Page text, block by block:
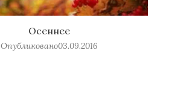
Осеннее
Опубликовано03.09.2016